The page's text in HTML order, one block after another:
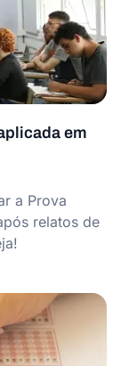
em
a Prova
relatos de